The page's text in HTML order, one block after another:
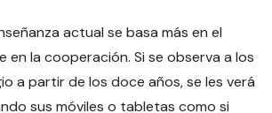
actual se basa más en el
en la cooperación. Si se observa a los
a partir de los doce años, se les verá
sus móviles o tabletas como si